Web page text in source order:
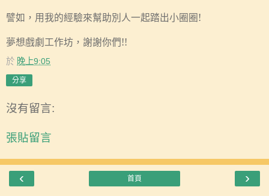
譬如， 用我的經驗來幫助別人一起踏出小圈圈!
夢想戲劇工作坊，謝謝你們!!
於 晚上9:05
分享
沒有留言:
張貼留言
‹ ›
首頁